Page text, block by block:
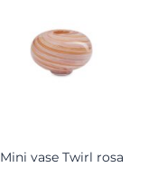
Mini vase Twirl rosa